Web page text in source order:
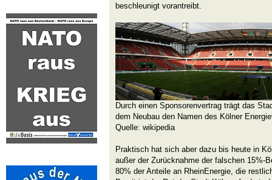
beschleunigt vorantreibt.
Durch einen Sponsorenvertrag trägt das
dem Neubau den Namen des Kölner
Quelle: wikipedia
Praktisch hat sich aber dazu bis heute in
außer der Zurücknahme der falschen 15%-
80% der Anteile an RheinEnergie, die